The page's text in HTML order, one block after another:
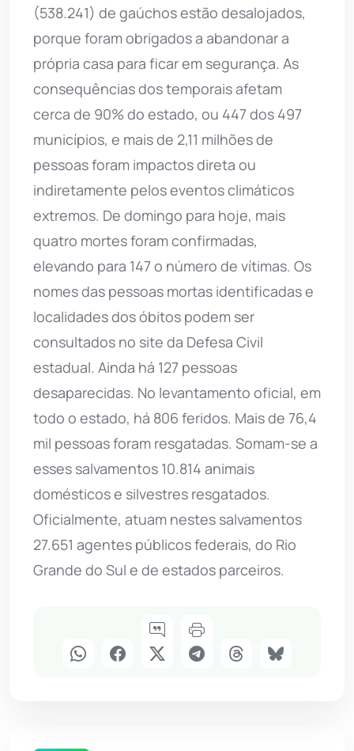
(538.241) de gaúchos estão desalojados,
porque foram obrigados a abandonar a
própria casa para ficar em segurança. As
consequências dos temporais afetam
cerca de 90% do estado, ou 447 dos 497
municípios, e mais de 2,11 milhões de
pessoas foram impactos direta ou
indiretamente pelos eventos climáticos
extremos. De domingo para hoje, mais
quatro mortes foram confirmadas,
elevando para 147 o número de vítimas. Os
nomes das pessoas mortas identificadas e
localidades dos óbitos podem ser
consultados no site da Defesa Civil
estadual. Ainda há 127 pessoas
desaparecidas. No levantamento oficial, em
todo o estado, há 806 feridos. Mais de 76,4
mil pessoas foram resgatadas. Somam-se a
esses salvamentos 10.814 animais
domésticos e silvestres resgatados.
Oficialmente, atuam nestes salvamentos
27.651 agentes públicos federais, do Rio
Grande do Sul e de estados parceiros.